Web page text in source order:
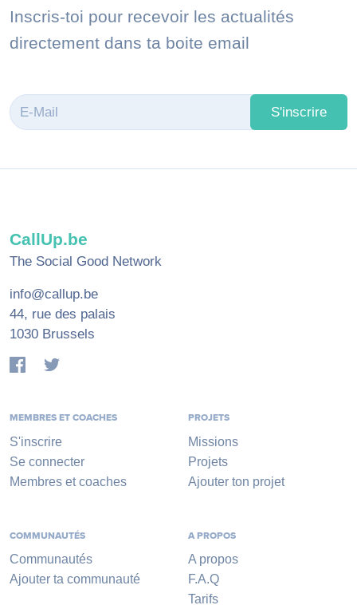
Inscris-toi pour recevoir les actualités
directement dans ta boite email
S'inscrire
CallUp.be
The Social Good Network
info@callup.be
44, rue des palais
1030 Brussels
MEMBRES ET COACHES
S'inscrire
Se connecter
Membres et coaches
PROJETS
Missions
Projets
Ajouter ton projet
COMMUNAUTÉS
Communautés
Ajouter ta communauté
A PROPOS
A propos
F.A.Q
Tarifs